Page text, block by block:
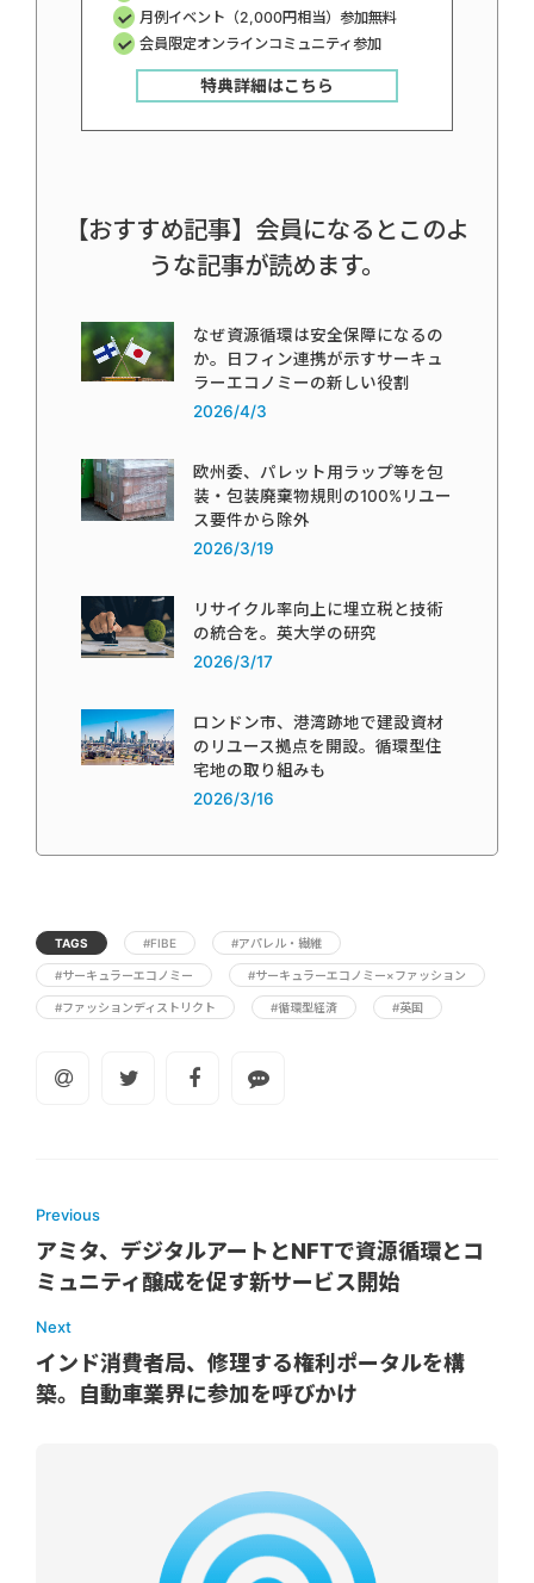
月例イベント（2,000円相当）参加無料
会員限定オンラインコミュニティ参加
特典詳細はこちら
【おすすめ記事】会員になるとこのよ
うな記事が読めます。
なぜ資源循環は安全保障になるの
か。日フィン連携が示すサーキュ
ラーエコノミーの新しい役割
2026/4/3
欧州委、パレット用ラップ等を包
装・包装廃棄物規則の100%リユー
ス要件から除外
2026/3/19
リサイクル率向上に埋立税と技術
の統合を。英大学の研究
2026/3/17
ロンドン市、港湾跡地で建設資材
のリユース拠点を開設。循環型住
宅地の取り組みも
2026/3/16
TAGS #FIBE #アパレル・繊維
#サーキュラーエコノミー #サーキュラーエコノミー×ファッション
#ファッションディストリクト #循環型経済 #英国
Previous
アミタ、デジタルアートとNFTで資源循環とコ
ミュニティ醸成を促す新サービス開始
Next
インド消費者局、修理する権利ポータルを構
築。自動車業界に参加を呼びかけ